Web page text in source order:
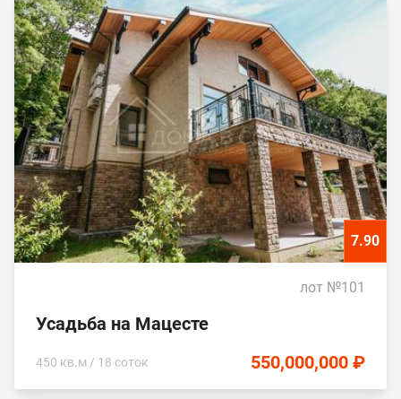
7.90
лот №101
Усадьба на Мацесте
450 кв.м / 18 соток 550,000,000 ₽